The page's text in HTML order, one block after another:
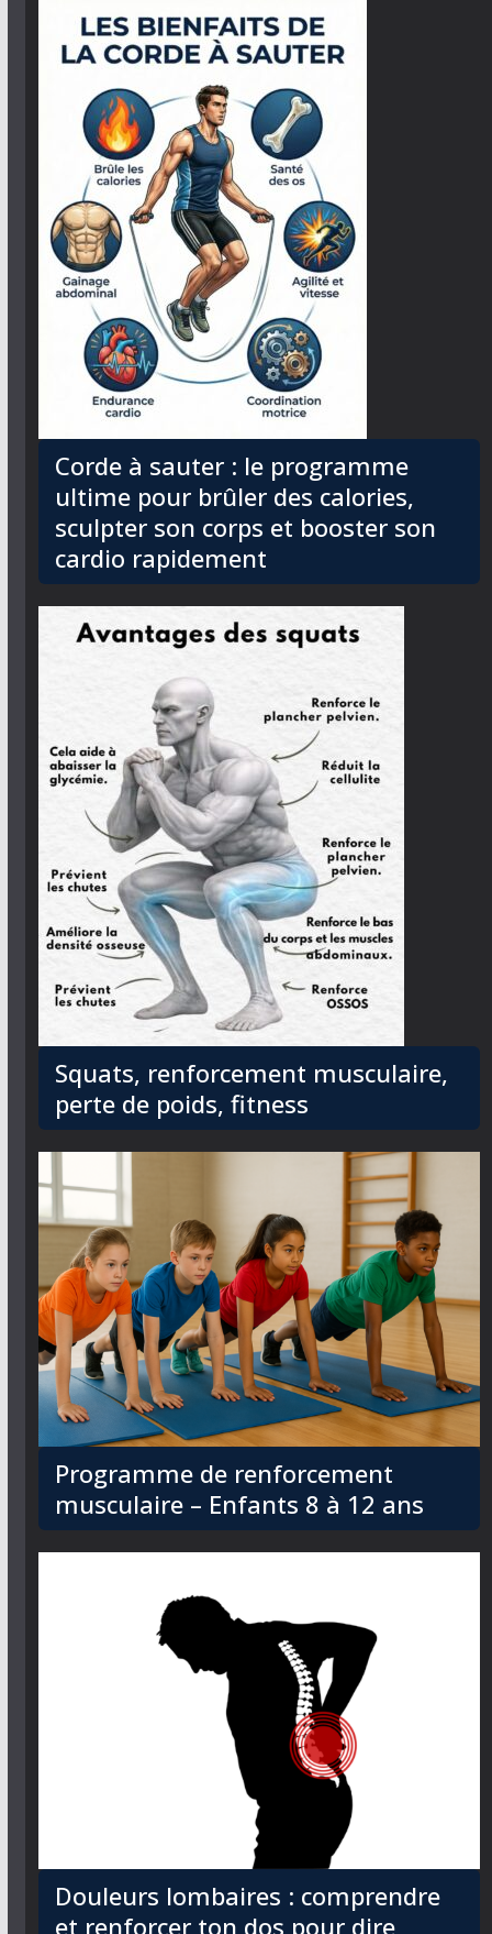
Corde à sauter : le programme
ultime pour brûler des calories,
sculpter son corps et booster son
cardio rapidement
Squats, renforcement musculaire,
perte de poids, fitness
Programme de renforcement
musculaire – Enfants 8 à 12 ans
Douleurs lombaires : comprendre
et renforcer ton dos pour dire